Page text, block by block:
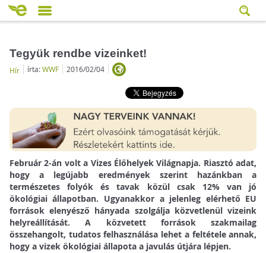
Tegyük rendbe vizeinket!
Hír írta:WWF 2016/02/04
Február 2-án volt a Vizes Élőhelyek Világnapja. Riasztó adat,
hogy a legújabb eredmények szerint hazánkban a
természetes folyók és tavak közül csak 12% van jó
ökológiai állapotban. Ugyanakkor a jelenleg elérhető EU
források elenyésző hányada szolgálja közvetlenül vizeink
helyreállítását. A közvetett források szakmailag
összehangolt, tudatos felhasználása lehet a feltétele annak,
hogy a vizek ökológiai állapota a javulás útjára lépjen.